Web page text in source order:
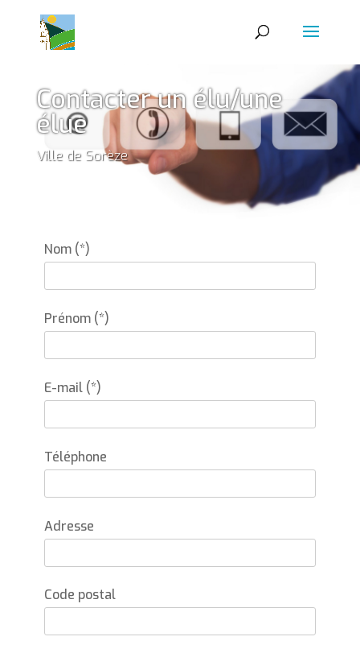
Contacter un élu/une
élue
Ville de Sorèze
Nom (*)
Prénom (*)
E-mail (*)
Téléphone
Adresse
Code postal